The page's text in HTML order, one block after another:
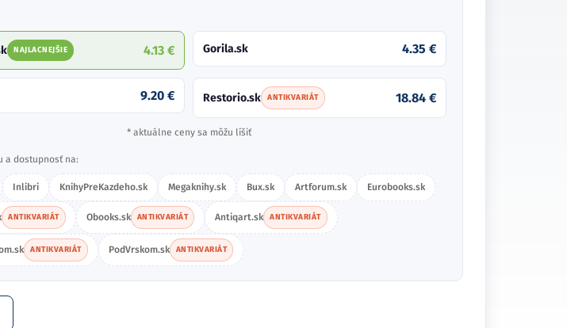
NAJLACNEJŠIE 4.13 € Gorila.sk 4.35 €
9.20 € Restorio.sk ANTIKVARIÁT 18.84 €
* aktuálne ceny sa môžu líšiť
a dostupnosť na:
Inlibri KnihyPreKazdeho.sk Megaknihy.sk Bux.sk Artforum.sk Eurobooks.sk
ANTIKVARIÁT Obooks.sk ANTIKVARIÁT Antiqart.sk ANTIKVARIÁT
ANTIKVARIÁT PodVrskom.sk ANTIKVARIÁT